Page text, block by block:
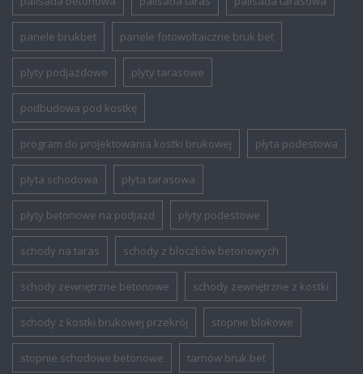
panele brukbet panele fotowoltaiczne bruk bet
plyty podjazdowe plyty tarasowe
podbudowa pod kostkę
program do projektowania kostki brukowej płyta podestowa
płyta schodowa płyta tarasowa
płyty betonowe na podjazd płyty podestowe
schody na taras schody z bloczków betonowych
schody zewnętrzne betonowe schody zewnętrzne z kostki
schody z kostki brukowej przekrój stopnie blokowe
stopnie schodowe betonowe tarnów bruk bet